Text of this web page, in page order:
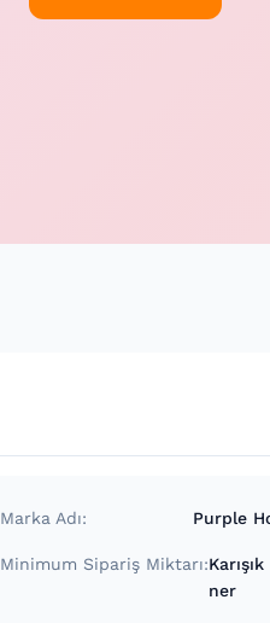
Marka Adı: Purple
Minimum Sipariş Miktarı:
ner